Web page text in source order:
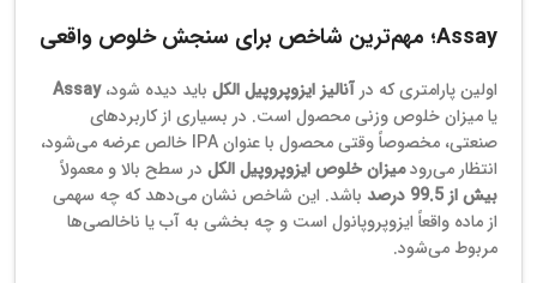
Assay؛ مهم‌ترین شاخص برای سنجش خلوص واقعی
اولین پارامتری که در آنالیز ایزوپروپیل الکل باید دیده شود،Assay
یا میزان خلوص وزنی محصول است. در بسیاری از کاربردهای
صنعتی، مخصوصاً وقتی محصول با عنوان IPA خالص عرضه می‌شود،
انتظار می‌رودمیزان خلوص ایزوپروپیل الکل در سطح بالا و معمولاً
بیش از 99.5 درصد
باشد. این شاخص نشان می‌دهد که چه سهمی
از ماده واقعاً ایزوپروپانول است و چه بخشی به آب یا ناخالصی‌ها
مربوط می‌شود.